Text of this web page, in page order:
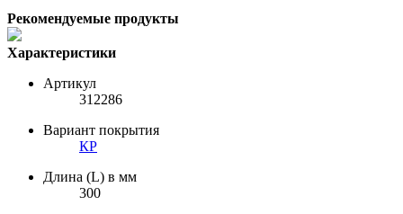
Рекомендуемые продукты
Характеристики
Артикул
312286
Вариант покрытия
КР
Длина (L) в мм
300